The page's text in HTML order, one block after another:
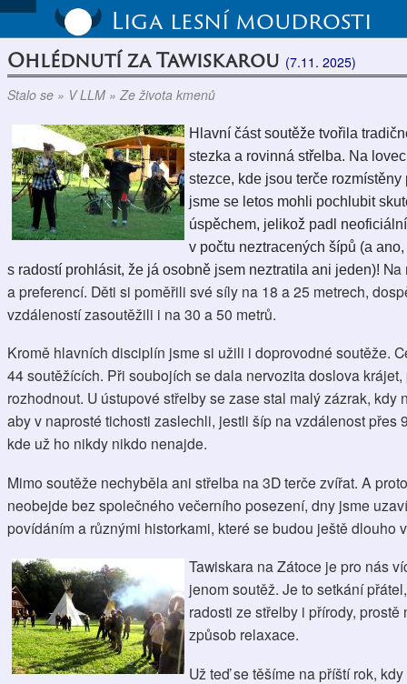
Liga lesní moudrosti
Ohlédnutí za Tawiskarou (7.11. 2025)
Stalo se » V LLM » Ze života kmenů
Hlavní část soutěže tvořila
stezka a rovinná střelba. Na
stezce, kde jsou terče rozmístěny
jsme se letos mohli pochlubit
úspěchem, jelikož padl
v počtu neztracených šípů (a
s radostí prohlásit, že já osobně jsem neztratila ani jeden)! Na
a preferencí. Děti si poměřili své síly na 18 a 25 metrech,
vzdáleností zasoutěžili i na 30 a 50 metrů.
Kromě hlavních disciplín jsme si užili i doprovodné soutěže.
44 soutěžících. Při soubojích se dala nervozita doslova
rozhodnout. U ústupové střelby se zase stal malý zázrak,
aby v naprosté tichosti zaslechli, jestli šíp na vzdálenost přes
kde už ho nikdy nikdo nenajde.
Mimo soutěže nechyběla ani střelba na 3D terče zvířat. A
neobejde bez společného večerního posezení, dny jsme
povídáním a různými historkami, které se budou ještě dlouho
Tawiskara na Zátoce je pro nás
jenom soutěž. Je to setkání
radosti ze střelby i přírody, prostě
způsob relaxace.
Už teď se těšíme na příští rok,